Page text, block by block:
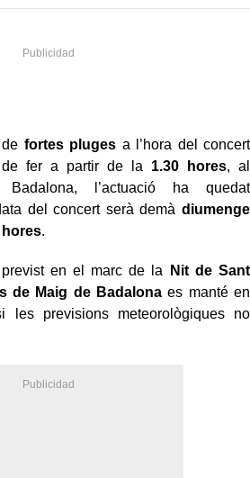
fortes pluges a l’hora del concert
fer a partir de la 1.30 hores, al
l’actuació ha quedat
del concert serà demà diumenge
hores.
en el marc de la Nit de Sant
de Maig de Badalona es manté en
les previsions meteorològiques no